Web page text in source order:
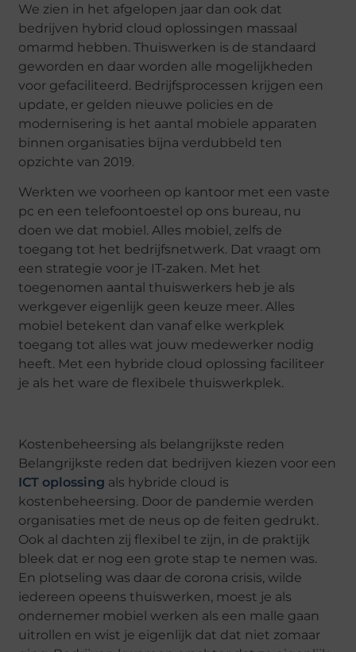
We zien in het afgelopen jaar dan ook dat
bedrijven hybrid cloud oplossingen massaal
omarmd hebben. Thuiswerken is de standaard
geworden en daar worden alle mogelijkheden
voor gefaciliteerd. Bedrijfsprocessen krijgen een
update, er gelden nieuwe policies en de
modernisering is het aantal mobiele apparaten
binnen organisaties bijna verdubbeld ten
opzichte van 2019.
Werkten we voorheen op kantoor met een vaste
pc en een telefoontoestel op ons bureau, nu
doen we dat mobiel. Alles mobiel, zelfs de
toegang tot het bedrijfsnetwerk. Dat vraagt om
een strategie voor je IT-zaken. Met het
toegenomen aantal thuiswerkers heb je als
werkgever eigenlijk geen keuze meer. Alles
mobiel betekent dan vanaf elke werkplek
toegang tot alles wat jouw medewerker nodig
heeft. Met een hybride cloud oplossing faciliteer
je als het ware de flexibele thuiswerkplek.
Kostenbeheersing als belangrijkste reden
Belangrijkste reden dat bedrijven kiezen voor een
ICT oplossing als hybride cloud is
kostenbeheersing. Door de pandemie werden
organisaties met de neus op de feiten gedrukt.
Ook al dachten zij flexibel te zijn, in de praktijk
bleek dat er nog een grote stap te nemen was.
En plotseling was daar de corona crisis, wilde
iedereen opeens thuiswerken, moest je als
ondernemer mobiel werken als een malle gaan
uitrollen en wist je eigenlijk dat dat niet zomaar